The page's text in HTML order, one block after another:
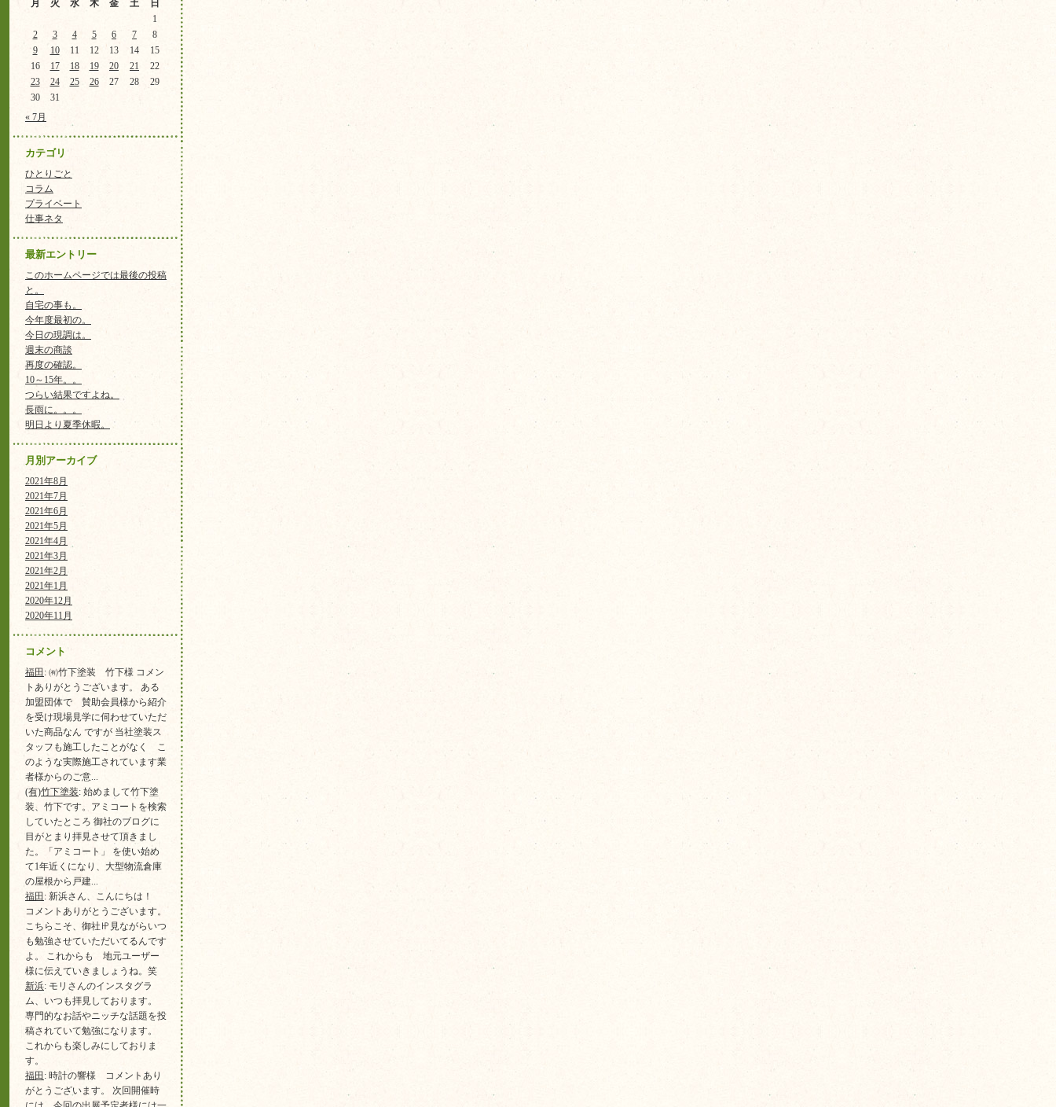
月 火 水 木 金 土 日
« 7月
1
2
3 4 5 6 7
8
9
10 11 12 13 14
15
16
17 18 19 20 21
22
23
24 25 26 27 28
29
30
31
カテゴリ
ひとりごと
コラム
プライベート
仕事ネタ
最新エントリー
このホームページでは最後の投稿
と。
自宅の事も。
今年度最初の。
今日の現調は。
週末の商談
再度の確認。
10～15年。。
つらい結果ですよね。
長雨に。。。
明日より夏季休暇。
月別アーカイブ
2021年8月
2021年7月
2021年6月
2021年5月
2021年4月
2021年3月
2021年2月
2021年1月
2020年12月
2020年11月
コメント
福田 : ㈲竹下塗装 竹下様 コメン
トありがとうございます。 ある
加盟団体で 賛助会員様から紹介
を受け現場見学に伺わせていただ
いた商品なん ですが 当社塗装ス
タッフも施工したことがなく こ
のような実際施工されています業
者様からのご意...
(有)竹下塗装: 始めまして竹下塗
装、竹下です。アミコートを検索
していたところ 御社のブログに
目がとまり拝見させて頂きまし
た。「アミコート」 を使い始め
て1年近くになり、大型物流倉庫
の屋根から戸建...
福田 : 新浜さん、こんにちは！
コメントありがとうございます。
こちらこそ、御社㏋見ながらいつ
も勉強させていただいてるんです
よ。 これからも 地元ユーザー
様に伝えていきましょうね。笑
新浜: モリさんのインスタグラ
ム、いつも拝見しております。
専門的なお話やニッチな話題を投
稿されていて勉強になります。
これからも楽しみにしておりま
す。
福田 : 時計の響様 コメントあり
がとうございます。 次回開催時